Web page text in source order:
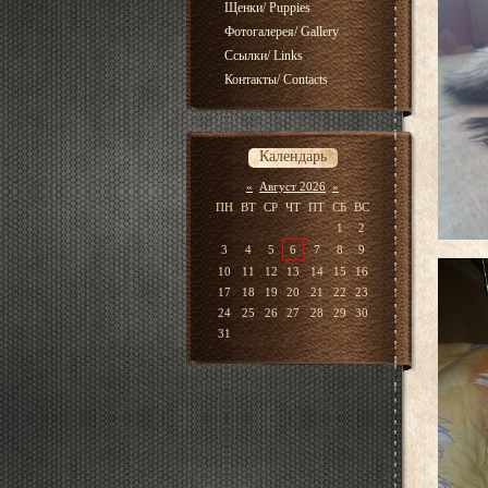
Щенки/ Puppies
Фотогалерея/ Gallery
Ссылки/ Links
Контакты/ Contacts
Календарь
« Август 2026 »
ПН ВТ СР ЧТ ПТ СБ ВС
1
2
3
4 5 6 7 8
9
10
11 12 13 14 15
16
17
18 19 20 21 22
23
24
25 26 27 28 29
30
31